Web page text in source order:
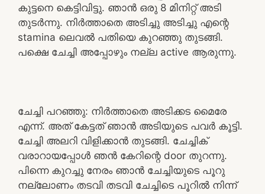
കുട്ടനെ കെട്ടിവിട്ടു. ഞാൻ ഒരു 8 മിനിറ്റ് അടി
തുടർന്നു. നിർത്താതെ അടിച്ചു അടിച്ചു എന്റെ
stamina ലെവൽ പതിയെ കുറഞ്ഞു തുടങ്ങി.
പക്ഷെ ചേച്ചി അപ്പോഴും നല്ല active ആരുന്നു.
ചേച്ചി പറഞ്ഞു: നിർത്താതെ അടിക്കട മൈരേ
എന്ന്. അത് കേട്ടത് ഞാൻ അടിയുടെ പവർ കൂട്ടി.
ചേച്ചി അലറി വിളിക്കാൻ തുടങ്ങി. ചേച്ചിക്
വരാറായപ്പോൾ ഞൻ കേറിന്റെ door തുറന്നു.
പിന്നെ കുറച്ചു നേരം ഞാൻ ചേച്ചിയുടെ പൂറു
നല്ലോണം തടവി തടവി ചേച്ചിടെ പൂറിൽ നിന്ന്